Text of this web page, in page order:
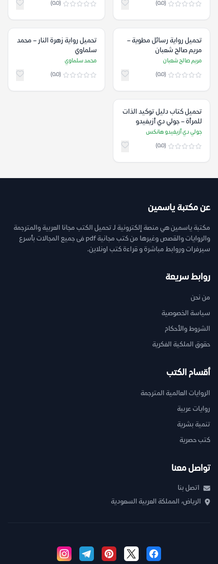
(0.0)
(0.0)
تحميل رواية رسائل مطوية –
مريم صالح شعبان
مريم صالح شعبان
(0.0)
تحميل رواية زهرة النار – محمد
سلماوي
محمد سلماوي
(0.0)
تحميل كتاب دليل توكيد الذات
للمرأة – جولي دي أزيفيدو
هانكس
جولي دي أزيفيدو هانكس
(0.0)
عن مكتبة ياسمين
مكتبة ياسمين هي منصة إلكترونية لـ تحميل الكتب مجانا العربية والمترجمة
والروايات والقصص وغيرها من كتب مجانية pdf فى جميع المجالات بأسرع
سيرفرات وروابط مباشرة و قراءة كتب اونلاين.
روابط سريعة
من نحن
سياسة الخصوصية
الشروط والأحكام
حقوق الملكية الفكرية
أقسام الكتب
الروايات العالمية المترجمة
روايات عربية
تنمية بشرية
كتب حصرية
تواصل معنا
اتصل بنا
الرياض، المملكة العربية السعودية